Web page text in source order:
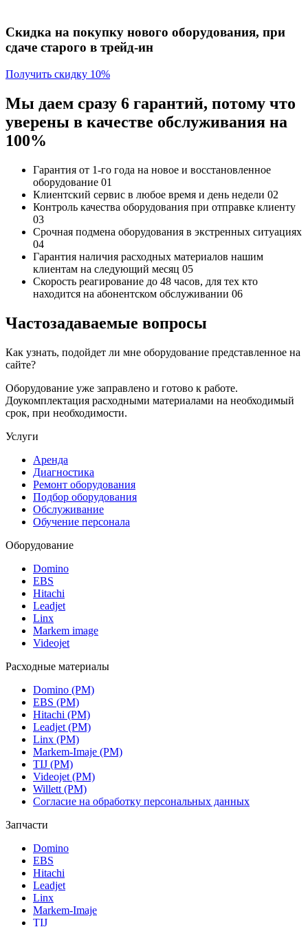
Скидка на покупку нового оборудования, при
сдаче старого в трейд-ин
Получить скидку 10%
Мы даем сразу 6 гарантий, потому что
уверены в качестве обслуживания на
100%
Гарантия от 1-го года на новое и восстановленное
оборудование 01
Клиентский сервис в любое время и день недели 02
Контроль качества оборудования при отправке клиенту
03
Срочная подмена оборудования в экстренных ситуациях
04
Гарантия наличия расходных материалов нашим
клиентам на следующий месяц 05
Скорость реагирование до 48 часов, для тех кто
находится на абонентском обслуживании 06
Частозадаваемые вопросы
Как узнать, подойдет ли мне оборудование представленное на
сайте?
Оборудование уже заправлено и готово к работе.
Доукомплектация расходными материалами на необходимый
срок, при необходимости.
Услуги
Аренда
Диагностика
Ремонт оборудования
Подбор оборудования
Обслуживание
Обучение персонала
Оборудование
Domino
EBS
Hitachi
Leadjet
Linx
Markem image
Videojet
Расходные материалы
Domino (РМ)
EBS (РМ)
Hitachi (РМ)
Leadjet (РМ)
Linx (РМ)
Markem-Imaje (РМ)
TIJ (РМ)
Videojet (РМ)
Willett (РМ)
Согласие на обработку персональных данных
Запчасти
Domino
EBS
Hitachi
Leadjet
Linx
Markem-Imaje
TIJ